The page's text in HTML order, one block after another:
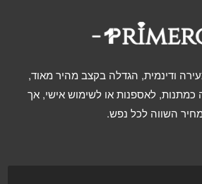
ודינמית, הגדלה בקצב מהיר מאוד,
כמתנות, לאספנות או לשימוש אישי, אך
השווה לכל נפש.